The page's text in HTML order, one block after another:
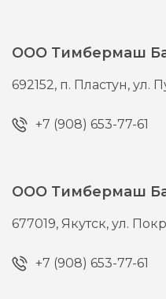
ООО Тимбермаш
692152, п. Пластун,ул.
+7 (908) 653-77-61
ООО Тимбермаш
677019, Якутск,ул.
+7 (908) 653-77-61